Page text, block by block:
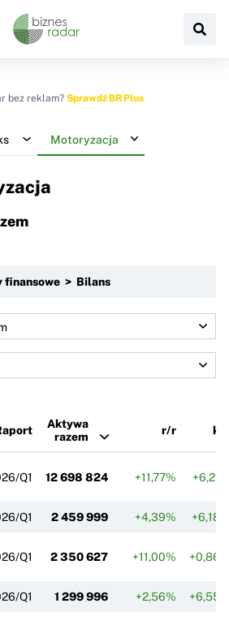
bez reklam? Sprawdź BR Plus
Motoryzacja
finansowe > Bilans
Aktywa
razem
r/r k/
Q1 12 698 824 +11,77%
Q1 2 459 999 +4,39%
Q1 2 350 627 +11,00%
Q1 1 299 996 +2,56%